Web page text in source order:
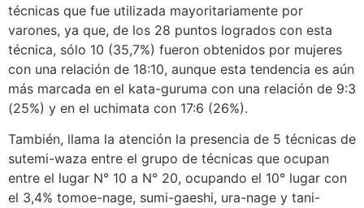
técnicas que fue utilizada mayoritariamente por
varones, ya que, de los 28 puntos logrados con esta
técnica, sólo 10 (35,7%) fueron obtenidos por mujeres
con una relación de 18:10, aunque esta tendencia es aún
más marcada en el kata-guruma con una relación de 9:3
(25%) y en el uchimata con 17:6 (26%).
También, llama la atención la presencia de 5 técnicas de
sutemi-waza entre el grupo de técnicas que ocupan
entre el lugar N° 10 a N° 20, ocupando el 10° lugar con
el 3,4% tomoe-nage, sumi-gaeshi, ura-nage y tani-